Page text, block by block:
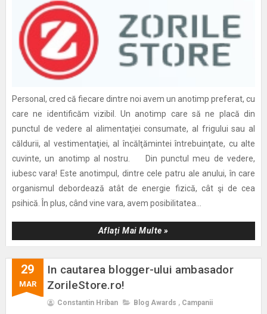
Personal, cred că fiecare dintre noi avem un anotimp preferat, cu
care ne identificăm vizibil. Un anotimp care să ne placă din
punctul de vedere al alimentaţiei consumate, al frigului sau al
căldurii, al vestimentaţiei, al încălţămintei întrebuinţate, cu alte
cuvinte, un anotimp al nostru. Din punctul meu de vedere,
iubesc vara! Este anotimpul, dintre cele patru ale anului, în care
organismul debordează atât de energie fizică, cât şi de cea
psihică. În plus, când vine vara, avem posibilitatea...
Aflați Mai Multe »
29
MAR
In cautarea blogger-ului ambasador
ZorileStore.ro!
Constantin Hriban Blog Awards , Campanii